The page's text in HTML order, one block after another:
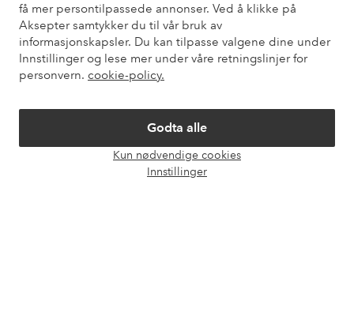
få mer persontilpassede annonser. Ved å klikke på
Aksepter samtykker du til vår bruk av
informasjonskapsler. Du kan tilpasse valgene dine under
Innstillinger og lese mer under våre retningslinjer for
personvern. cookie-policy.
Godta alle
Kun nødvendige cookies
Innstillinger
Kundeservice Bestilling
Mine sider